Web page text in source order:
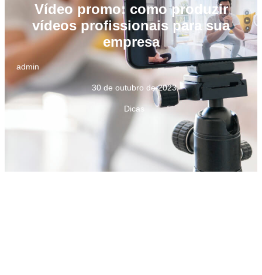
Vídeo promo: como produzir
vídeos profissionais para sua
empresa
admin
30 de outubro de 2023
Dicas